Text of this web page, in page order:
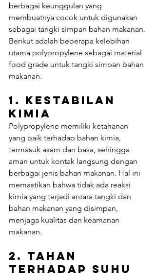
berbagai keunggulan yang
membuatnya cocok untuk digunakan
sebagai tangki simpan bahan makanan.
Berikut adalah beberapa kelebihan
utama polypropylene sebagai material
food grade untuk tangki simpan bahan
makanan.
1. Kestabilan
Kimia
Polypropylene memiliki ketahanan
yang baik terhadap bahan kimia,
termasuk asam dan basa, sehingga
aman untuk kontak langsung dengan
berbagai jenis bahan makanan. Hal ini
memastikan bahwa tidak ada reaksi
kimia yang terjadi antara tangki dan
bahan makanan yang disimpan,
menjaga kualitas dan keamanan
makanan.
2. Tahan
Terhadap Suhu